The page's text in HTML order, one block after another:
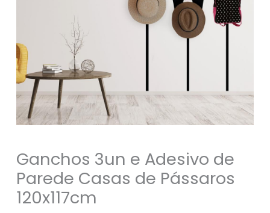
Ganchos 3un e Adesivo de
Parede Casas de Pássaros
120x117cm
120x117cm
quantidade